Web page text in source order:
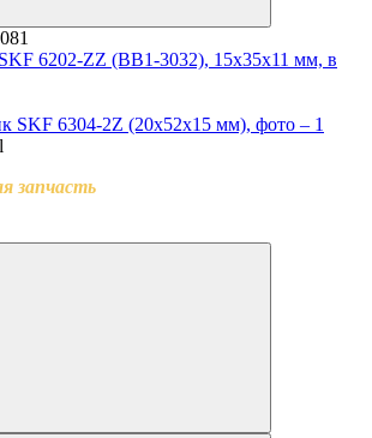
6202-ZZ (BB1-3032), 15x35x11 мм, в
запчасть